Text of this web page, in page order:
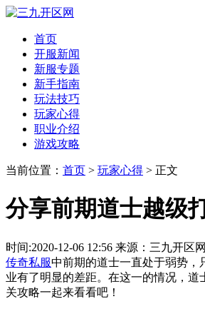
首页
开服新闻
新服专题
新手指南
玩法技巧
玩家心得
职业介绍
游戏攻略
当前位置： 首页 > 玩家心得 > 正文
分享前期道士越级
时间:2020-12-06 12:56 来源：三九开区网
传奇私服中前期的道士一直处于弱势，
业有了明显的差距。在这一的情况，
关攻略一起来看看吧！